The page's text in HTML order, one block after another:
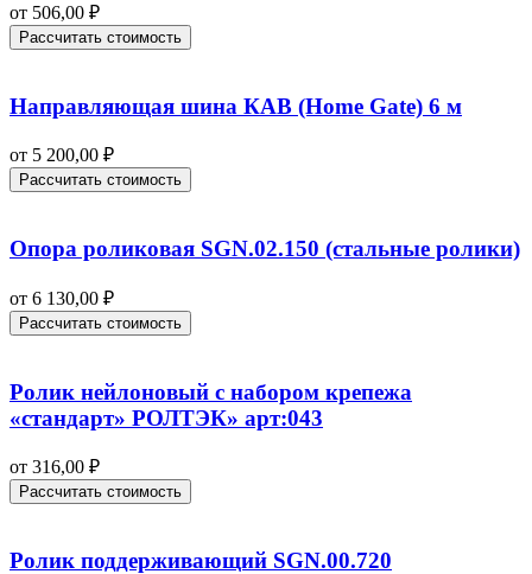
от 506,00 ₽
Рассчитать стоимость
Направляющая шина КАВ (Home Gate) 6 м
от 5 200,00 ₽
Рассчитать стоимость
Опора роликовая SGN.02.150 (стальные ролики)
от 6 130,00 ₽
Рассчитать стоимость
Ролик нейлоновый с набором крепежа
«стандарт» РОЛТЭК» арт:043
от 316,00 ₽
Рассчитать стоимость
Ролик поддерживающий SGN.00.720